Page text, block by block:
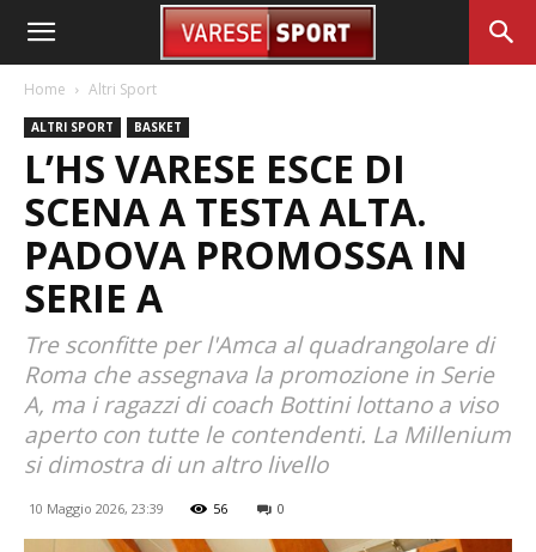
Home Altri Sport
ALTRI SPORT BASKET
L’HS VARESE ESCE DI
SCENA A TESTA ALTA.
PADOVA PROMOSSA IN
SERIE A
Tre sconfitte per l'Amca al quadrangolare di
Roma che assegnava la promozione in Serie
A, ma i ragazzi di coach Bottini lottano a viso
aperto con tutte le contendenti. La Millenium
si dimostra di un altro livello
10 Maggio 2026, 23:39 56 0